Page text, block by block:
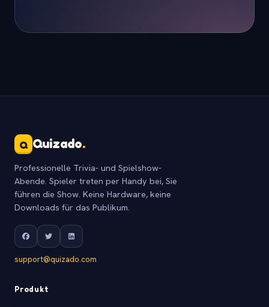
Q Quizado.
Professionelle Trivia- und Spielshow-
Abende. Spieler treten per Handy bei, Sie
führen die Show. Keine Hardware, keine
Downloads für das Publikum.
support@quizado.com
Produkt